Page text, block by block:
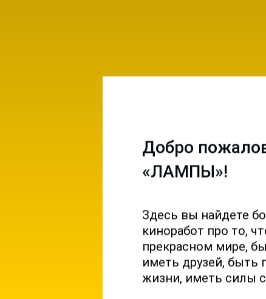
Добро
«ЛАМПЫ»!
Здесь вы найдете
киноработ про то,
прекрасном мире,
иметь друзей, быть
жизни, иметь силы